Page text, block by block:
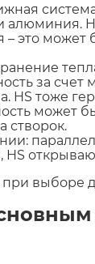
алюминия.
– это
за счет
HS тоже
может
створок.
при